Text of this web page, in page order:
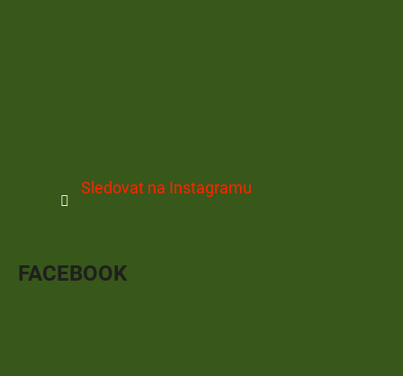
Sledovat na Instagramu
FACEBOOK